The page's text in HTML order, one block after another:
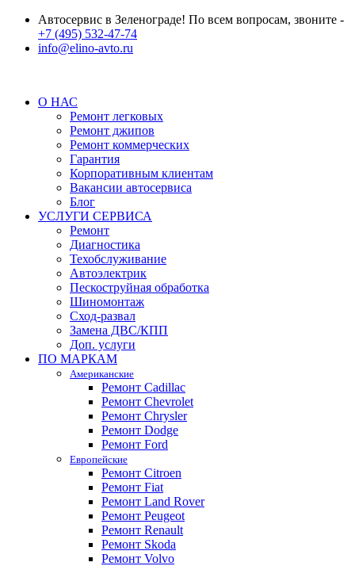
Автосервис в Зеленограде! По всем вопросам, звоните -
+7 (495) 532-47-74
info@elino-avto.ru
О НАС
Ремонт легковых
Ремонт джипов
Ремонт коммерческих
Гарантия
Корпоративным клиентам
Вакансии автосервиса
Блог
УСЛУГИ СЕРВИСА
Ремонт
Диагностика
Техобслуживание
Автоэлектрик
Пескоструйная обработка
Шиномонтаж
Сход-развал
Замена ДВС/КПП
Доп. услуги
ПО МАРКАМ
Американские
Ремонт Cadillac
Ремонт Chevrolet
Ремонт Chrysler
Ремонт Dodge
Ремонт Ford
Европейские
Ремонт Citroen
Ремонт Fiat
Ремонт Land Rover
Ремонт Peugeot
Ремонт Renault
Ремонт Skoda
Ремонт Volvo